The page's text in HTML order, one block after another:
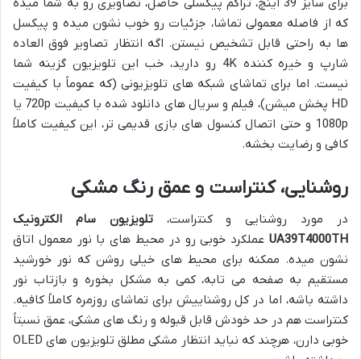
که از فاصله معمولی تماشا، جزئیات رو خوب نشون میده و پیکسل
ها به راحتی قابل تشخیص نیستن. اگه انتظار تصاویر فوق العاده
شارپ و خیره کننده 4K رو دارید، خب این تلویزیون گزینه شما
نیست. اما برای تماشای شبکه های تلویزیونی (که عموماً با کیفیت
HD پخش میشن)، فیلم و سریال های دانلود شده با کیفیت 720p یا
1080p و حتی اتصال کنسول های بازی قدیمی تر، این کیفیت کاملاً
کافی و رضایت بخشه.
روشنایی، کنتراست و عمق رنگ مشکی
در مورد روشنایی و کنتراست،تلویزیون سام الکترونیک
UA39T4000TH عملکرد خوبی رو در محیط های با نور معمول اتاق
نشون میده. ممکنه برای محیط های خیلی روشن که نور خورشید
مستقیم به صفحه می تابه، کمی به مشکل بخوره و بازتاب نور
داشته باشه، اما در کل روشناییش برای تماشای روزمره کاملاً کافیه.
کنتراست هم در حد خودش قابل قبوله و رنگ های مشکی، عمق نسبتاً
خوبی دارن، هرچند که نباید انتظار مشکی مطلق تلویزیون های OLED